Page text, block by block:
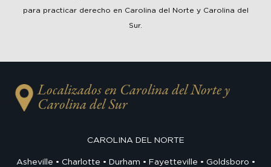
para practicar derecho en Carolina del Norte y Carolina del
Sur.
Localizados en Carolina del Norte y
Carolina del Sur
CAROLINA DEL NORTE
Asheville Charlotte Durham Fayetteville
Goldsboro